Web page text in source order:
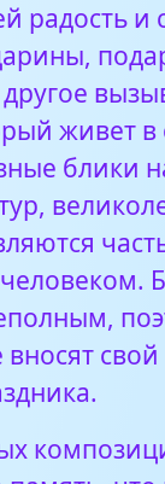
радость и
живет
блики